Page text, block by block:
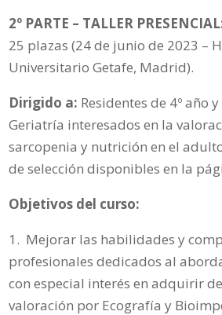
2º PARTE – TALLER
25 plazas (24 de junio de 2023 –
Universitario Getafe, Madrid).
Dirigido a: Residentes de 4º año
Geriatría interesados en la
sarcopenia y nutrición en el
de selección disponibles en la
Objetivos del curso:
1. Mejorar las habilidades y
profesionales dedicados al
con especial interés en adquirir
valoración por Ecografía y